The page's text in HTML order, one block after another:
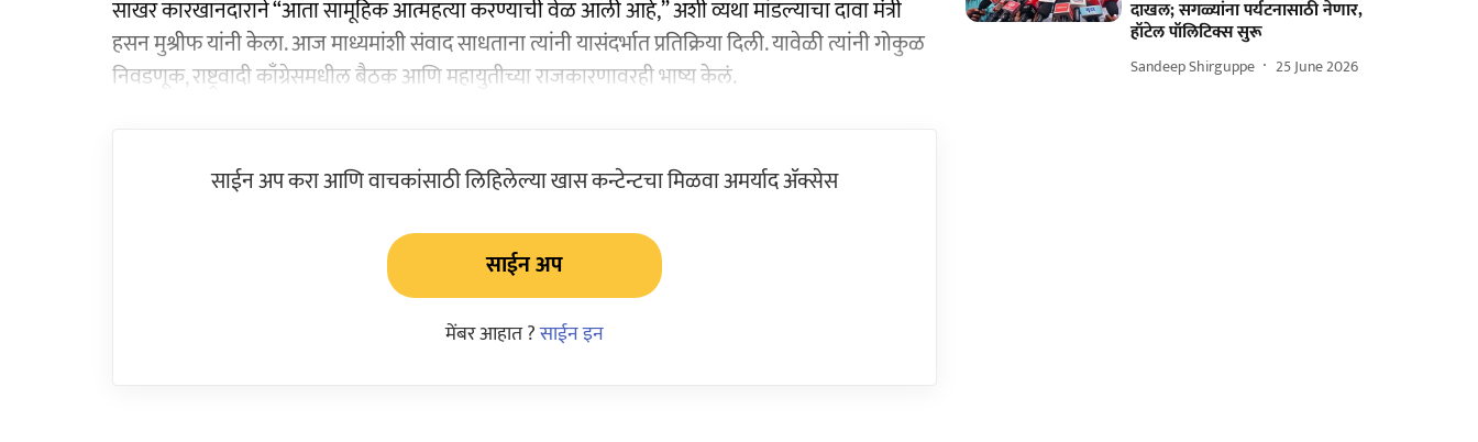
साखर कारखानदाराने “आता सामूहिक आत्महत्या करण्याची वेळ आली आहे,” अशी व्यथा मांडल्याचा दावा मंत्री
हसन मुश्रीफ यांनी केला. आज माध्यमांशी संवाद साधताना त्यांनी यासंदर्भात प्रतिक्रिया दिली. यावेळी त्यांनी गोकुळ
निवडणूक, राष्ट्रवादी काँग्रेसमधील बैठक आणि महायुतीच्या राजकारणावरही भाष्य केलं.
साईन अप करा आणि वाचकांसाठी लिहिलेल्या खास कन्टेन्टचा मिळवा अमर्याद ॲक्सेस
साईन अप
मेंबर आहात ?साईन इन
दाखल; सगळ्यांना पर्यटनासाठी नेणार,
हॉटेल पॉलिटिक्स सुरू
Sandeep Shirguppe 25 June 2026